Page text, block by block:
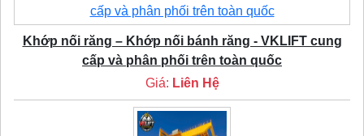
Khớp nối răng – Khớp nối bánh răng - VKLIFT cung
cấp và phân phối trên toàn quốc
Giá: Liên Hệ